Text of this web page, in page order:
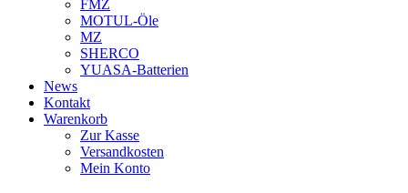
FMZ
MOTUL-Öle
MZ
SHERCO
YUASA-Batterien
News
Kontakt
Warenkorb
Zur Kasse
Versandkosten
Mein Konto